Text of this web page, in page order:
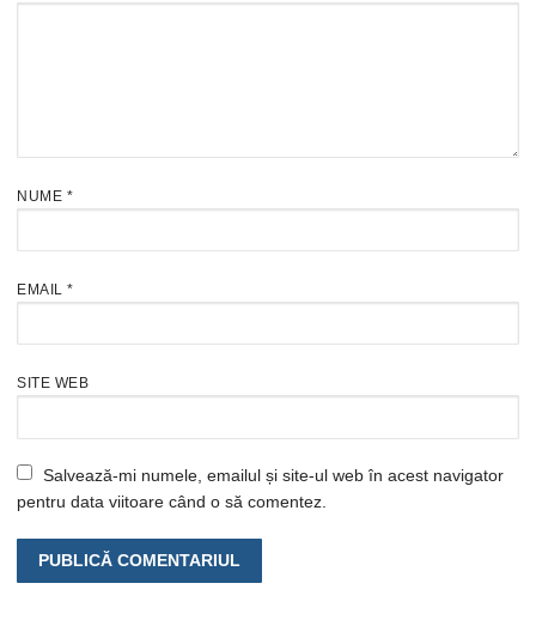
NUME *
EMAIL *
SITE WEB
Salvează-mi numele, emailul și site-ul web în acest navigator
pentru data viitoare când o să comentez.